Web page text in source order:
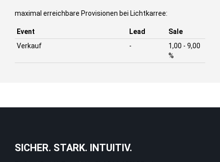
maximal erreichbare Provisionen bei Lichtkarree:
Event Lead
Sale
Verkauf
-
1,00 - 9,00
%
SICHER. STARK. INTUITIV.